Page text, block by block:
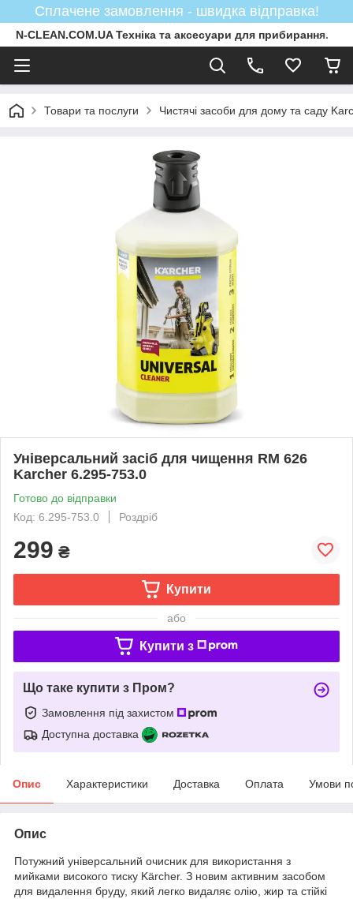
Сплачене замовлення - швидка відправка!
N-CLEAN.COM.UA Техніка та аксесуари для прибирання.
Товари та послуги Чистячі засоби для дому та саду
Універсальний засіб для чищення RM 626
Karcher 6.295-753.0
Готово до відправки
Код: 6.295-753.0
Роздріб
299 ₴
Купити
або
Купити з
Що таке купити з Пром?
Замовлення під захистом
Доступна доставка
Опис Характеристики Доставка Оплата Умови
Опис
Потужний універсальний очисник для використання з
мийками високого тиску Kärcher. З новим активним засобом
для видалення бруду, який легко видаляє олію, жир та стійкі